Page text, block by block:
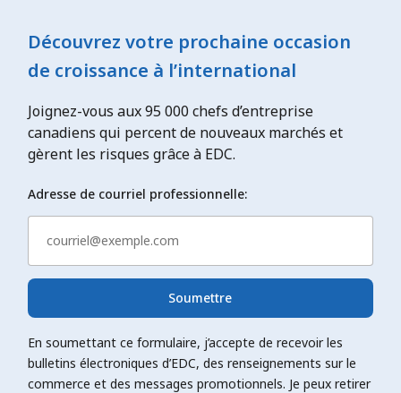
Découvrez votre prochaine occasion
de croissance à l’international
Joignez-vous aux 95 000 chefs d’entreprise
canadiens qui percent de nouveaux marchés et
gèrent les risques grâce à EDC.
Adresse de courriel professionnelle:
Soumettre
En soumettant ce formulaire, j’accepte de recevoir les
bulletins électroniques d’EDC, des renseignements sur le
commerce et des messages promotionnels. Je peux retirer